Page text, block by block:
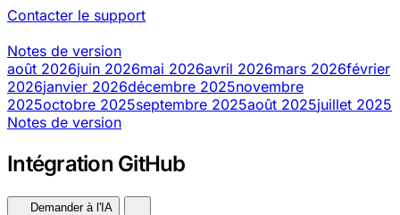
Contacter le support
Notes de version
août 2026juin 2026mai 2026avril 2026mars 2026février
2026janvier 2026décembre 2025novembre
2025octobre 2025septembre 2025août 2025juillet 2025
Notes de version
Intégration GitHub
Demander à l'IA